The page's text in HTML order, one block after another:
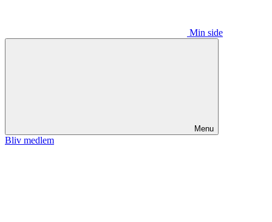
Min side
Menu
Bliv medlem